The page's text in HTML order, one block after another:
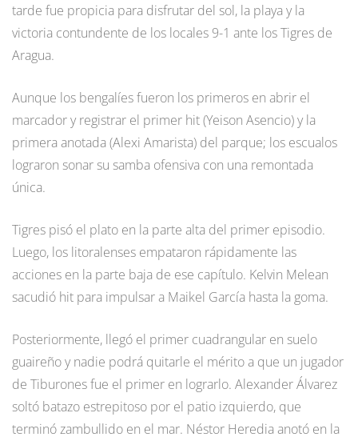
tarde fue propicia para disfrutar del sol, la playa y la
victoria contundente de los locales 9-1 ante los Tigres de
Aragua.
Aunque los bengalíes fueron los primeros en abrir el
marcador y registrar el primer hit (Yeison Asencio) y la
primera anotada (Alexi Amarista) del parque; los escualos
lograron sonar su samba ofensiva con una remontada
única.
Tigres pisó el plato en la parte alta del primer episodio.
Luego, los litoralenses empataron rápidamente las
acciones en la parte baja de ese capítulo. Kelvin Melean
sacudió hit para impulsar a Maikel García hasta la goma.
Posteriormente, llegó el primer cuadrangular en suelo
guaireño y nadie podrá quitarle el mérito a que un jugador
de Tiburones fue el primer en lograrlo. Alexander Álvarez
soltó batazo estrepitoso por el patio izquierdo, que
terminó zambullido en el mar. Néstor Heredia anotó en la